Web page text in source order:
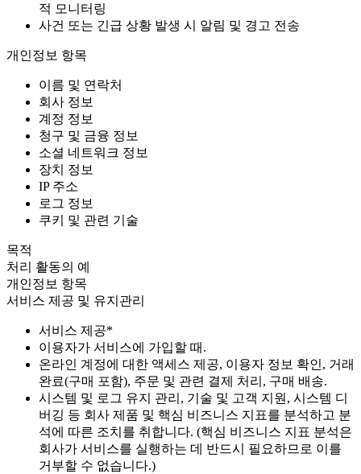
적 모니터링
사건 또는 긴급 상황 발생 시 알림 및 경고 전송
개인정보 항목
이름 및 연락처
회사 정보
계정 정보
청구 및 금융 정보
소셜 네트워크 정보
장치 정보
IP 주소
로그 정보
쿠키 및 관련 기술
목적
처리 활동의 예
개인정보 항목
서비스 제공 및 유지관리
서비스 제공*
이용자가 서비스에 가입할 때.
온라인 계정에 대한 액세스 제공, 이용자 정보 확인, 거래
완료(구매 포함), 주문 및 관련 결제 처리, 구매 배송.
시스템 및 로그 유지 관리, 기술 및 고객 지원, 시스템 디
버깅 등 회사 제품 및 핵심 비즈니스 지표를 분석하고 분
석에 따른 조치를 취합니다. (핵심 비즈니스 지표 분석은
회사가 서비스를 실행하는 데 반드시 필요하므로 이를
거부할 수 없습니다.)